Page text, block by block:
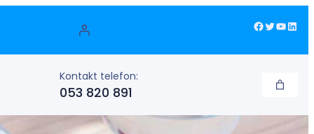
Facebook Twitter YouTube LinkedIn
Kontakt telefon:
053 820 891